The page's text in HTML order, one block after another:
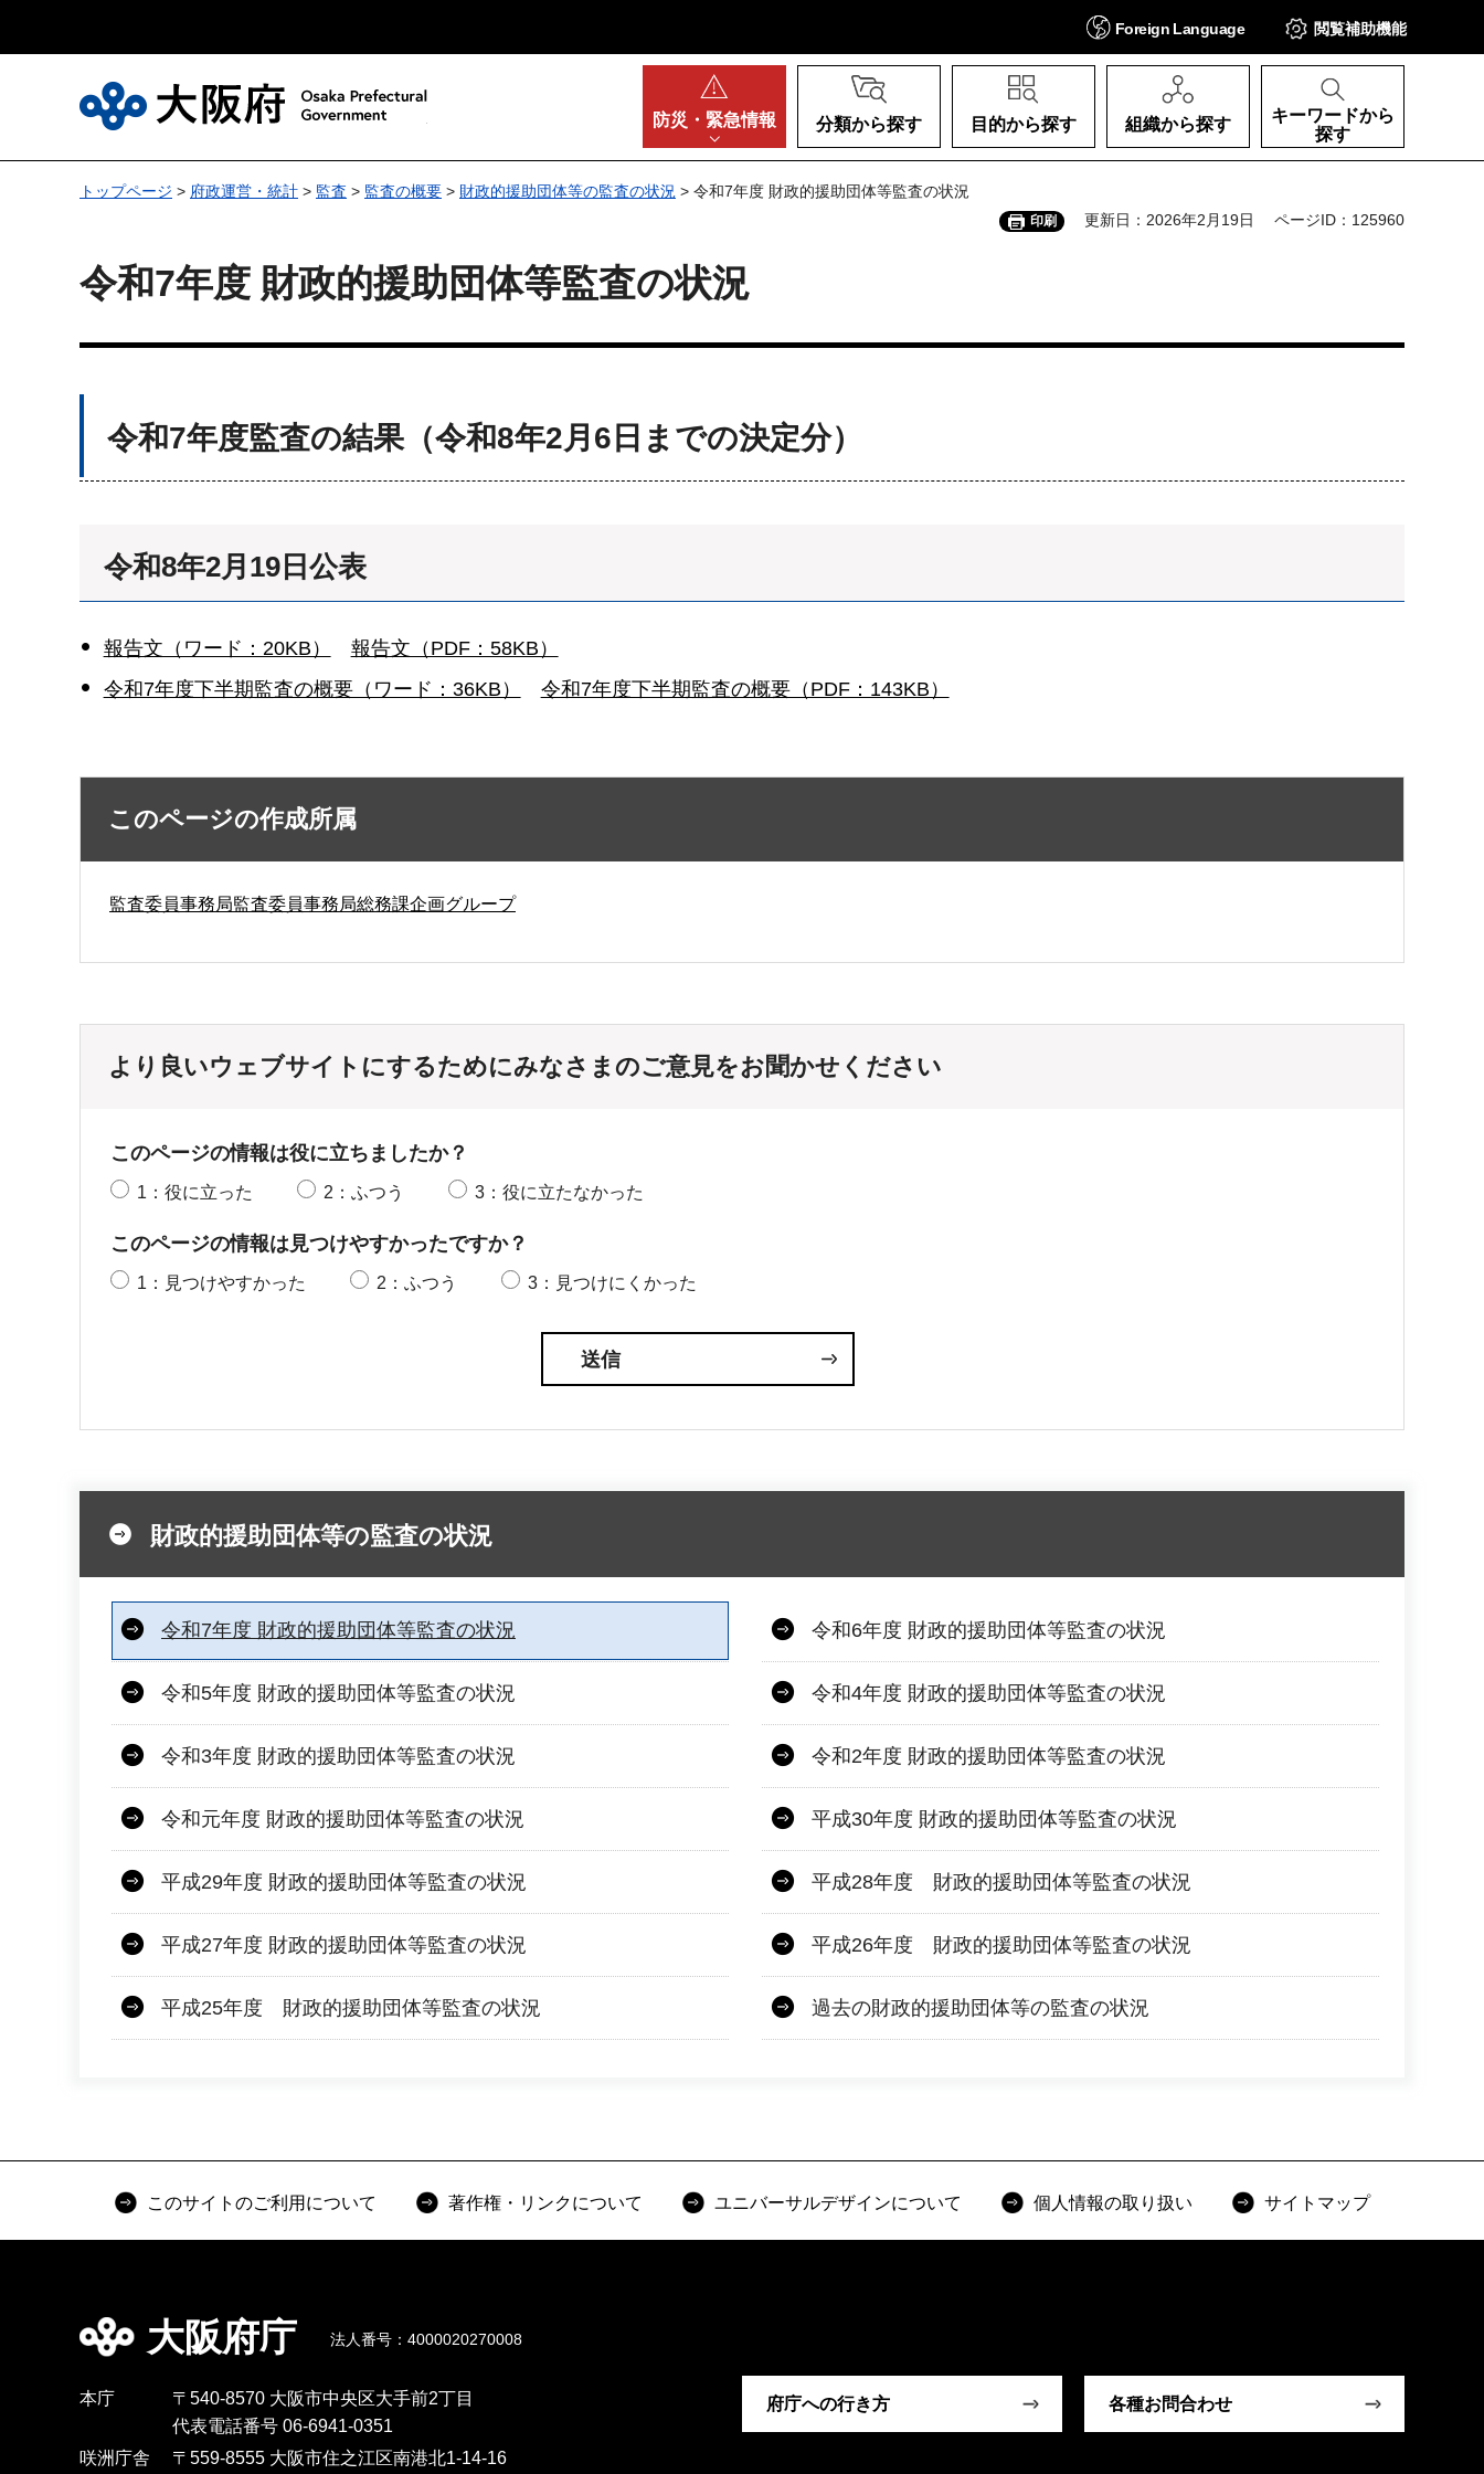
Foreign Language 閲覧補助機能
防災・ 緊急情報 分類から探す 目的から探す 組織から探す
キーワードから
探す
トップページ > 府政運営・統計 > 監査 > 監査の概要 > 財政的援助団体等の監査の状況 > 令和7年度 財政的援助団体等監査の状況
印刷 更新日：2026年2月19日 ページID：125960
令和7年度 財政的援助団体等監査の状況
令和7年度監査の結果（令和8年2月6日までの決定分）
令和8年2月19日公表
報告文（ワード：20KB）
報告文（PDF：58KB）
令和7年度下半期監査の概要（ワード：36KB）
令和7年度下半期監査の概要（PDF：143KB）
このページの作成所属
監査委員事務局監査委員事務局総務課企画グループ
より良いウェブサイトにするためにみなさまのご意見をお聞かせください
このページの情報は役に立ちましたか？
1：役に立った 2：ふつう 3：役に立たなかった
このページの情報は見つけやすかったですか？
1：見つけやすかった 2：ふつう 3：見つけにくかった
財政的援助団体等の監査の状況
令和7年度 財政的援助団体等監査の状況 令和6年度 財政的援助団体等監査の状況
令和5年度 財政的援助団体等監査の状況 令和4年度 財政的援助団体等監査の状況
令和3年度 財政的援助団体等監査の状況 令和2年度 財政的援助団体等監査の状況
令和元年度 財政的援助団体等監査の状況 平成30年度 財政的援助団体等監査の状況
平成29年度 財政的援助団体等監査の状況 平成28年度 財政的援助団体等監査の状況
平成27年度 財政的援助団体等監査の状況 平成26年度 財政的援助団体等監査の状況
平成25年度 財政的援助団体等監査の状況 過去の財政的援助団体等の監査の状況
このサイトのご利用について 著作権・リンクについて ユニバーサルデザインについて 個人情報の取り扱い サイトマップ
大阪府庁 法人番号：4000020270008
本庁
〒540-8570 大阪市中央区大手前2丁目
代表電話番号 06-6941-0351
咲洲庁舎
〒559-8555 大阪市住之江区南港北1-14-16
府庁への行き方 各種お問合わせ